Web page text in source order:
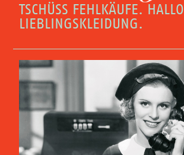
TSCHÜSS FEHLKÄUFE. HALLO
LIEBLINGSKLEIDUNG.